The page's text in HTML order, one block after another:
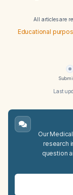
All articles are
Educational
Last
Our
research
question